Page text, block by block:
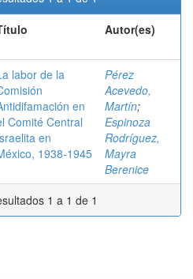
Autor(es)
labor de la
en
Comité Central
en
1938-1945
Pérez
Acevedo,
Martín;
Espinoza
Rodríguez,
Mayra
Berenice
1 a 1 de 1